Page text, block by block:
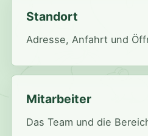
Standort
Adresse, Anfahrt und
Mitarbeiter
Das Team und die